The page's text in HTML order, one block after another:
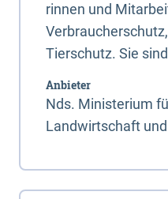
rinnen und
Tierschutz. Sie
Anbieter
Nds. Ministerium
Landwirtschaft